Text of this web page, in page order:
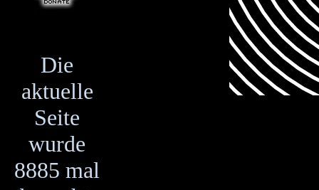
Die
aktuelle
Seite
wurde
8885 mal